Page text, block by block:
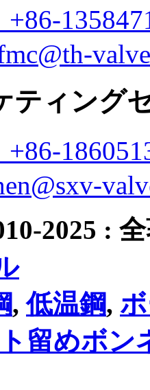
ティング
2025 :
,低温鋼,
留めボン